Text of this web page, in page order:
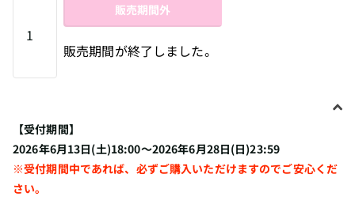
販売期間外
販売期間が終了しました。
【受付期間】
2026年6月13日(土)18:00～2026年6月28日(日)23:59
※受付期間中であれば、必ずご購入いただけますのでご安心くだ
さい。